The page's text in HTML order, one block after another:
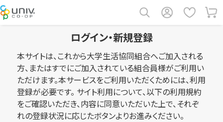
ログイン・新規登録
本サイトは、これから大学生活協同組合へご加入される
方、またはすでにご加入されている組合員様がご利用い
ただけます。本サービスをご利用いただくためには、利用
登録が必要です。 サイト利用について、以下の利用規約
をご確認いただき、内容に同意いただいた上で、それぞ
れの登録状況に応じたボタンよりお進みください。